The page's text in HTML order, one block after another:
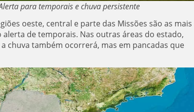
para temporais e chuva persistente
oeste, central e parte das Missões são as mais
de temporais. Nas outras áreas do estado,
chuva também ocorrerá, mas em pancadas que